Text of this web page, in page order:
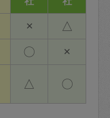
× △
〇 ×
△ 〇